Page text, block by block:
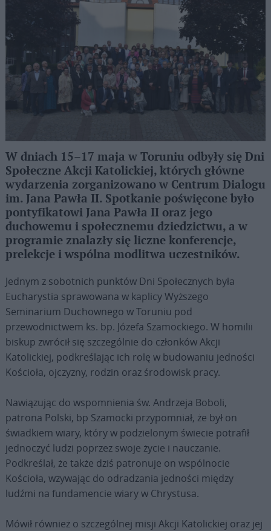
W dniach 15–17 maja w Toruniu odbyły się Dni
Społeczne Akcji Katolickiej, których główne
wydarzenia zorganizowano w Centrum Dialogu
im. Jana Pawła II. Spotkanie poświęcone było
pontyfikatowi Jana Pawła II oraz jego
duchowemu i społecznemu dziedzictwu, a w
programie znalazły się liczne konferencje,
prelekcje i wspólna modlitwa uczestników.
Jednym z sobotnich punktów Dni Społecznych była
Eucharystia sprawowana w kaplicy Wyższego
Seminarium Duchownego w Toruniu pod
przewodnictwem ks. bp. Józefa Szamockiego. W homilii
biskup zwrócił się szczególnie do członków Akcji
Katolickiej, podkreślając ich rolę w budowaniu jedności
Kościoła, ojczyzny, rodzin oraz środowisk pracy.
Nawiązując do wspomnienia św. Andrzeja Boboli,
patrona Polski, bp Szamocki przypomniał, że był on
świadkiem wiary, który w podzielonym świecie potrafił
jednoczyć ludzi poprzez swoje życie i nauczanie.
Podkreślał, że także dziś patronuje on wspólnocie
Kościoła, wzywając do odradzania jedności między
ludźmi na fundamencie wiary w Chrystusa.
Mówił również o szczególnej misji Akcji Katolickiej oraz jej